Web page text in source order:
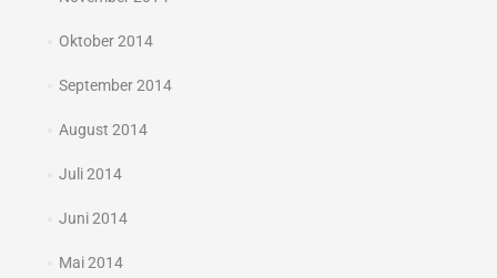
Oktober 2014
September 2014
August 2014
Juli 2014
Juni 2014
Mai 2014